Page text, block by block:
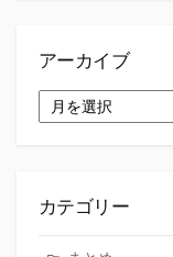
アーカイブ
ー
カテゴリー